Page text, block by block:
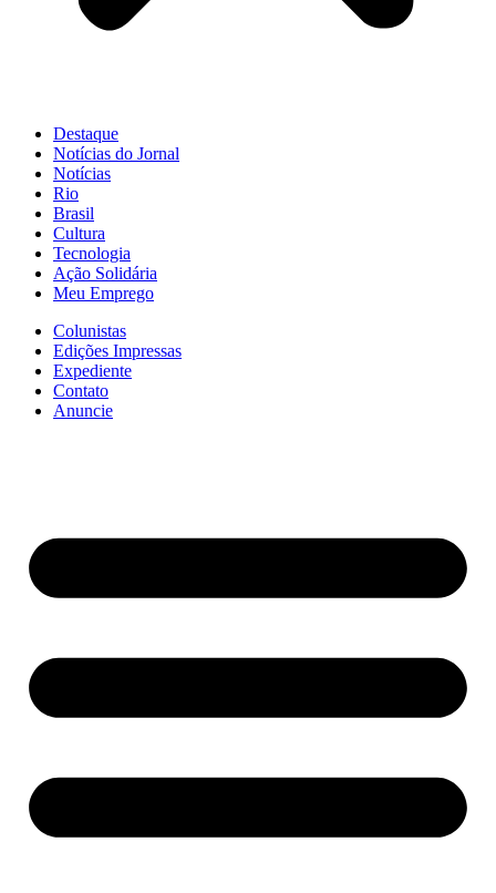
Destaque
Notícias do Jornal
Notícias
Rio
Brasil
Cultura
Tecnologia
Ação Solidária
Meu Emprego
Colunistas
Edições Impressas
Expediente
Contato
Anuncie